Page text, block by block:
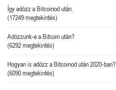
Így adózz a Bitcoinod után.
(17249 megtekintés)
Adózzunk-e a Bitcoin után?
(6292 megtekintés)
Hogyan is adózz a Bitcoinod után 2020-ban?
(6090 megtekintés)